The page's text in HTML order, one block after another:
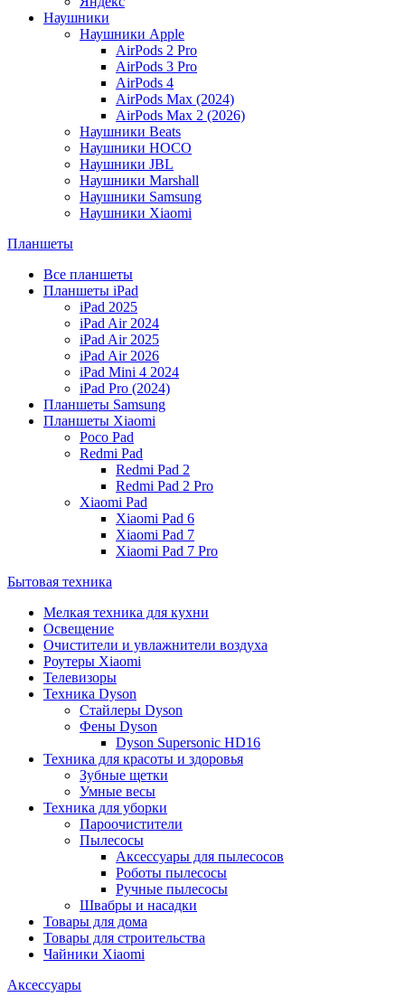
Наушники
Наушники Apple
AirPods 2 Pro
AirPods 3 Pro
AirPods 4
AirPods Max (2024)
AirPods Max 2 (2026)
Наушники Beats
Наушники HOCO
Наушники JBL
Наушники Marshall
Наушники Samsung
Наушники Xiaomi
Планшеты
Все планшеты
Планшеты iPad
iPad 2025
iPad Air 2024
iPad Air 2025
iPad Air 2026
iPad Mini 4 2024
iPad Pro (2024)
Планшеты Samsung
Планшеты Xiaomi
Poco Pad
Redmi Pad
Redmi Pad 2
Redmi Pad 2 Pro
Xiaomi Pad
Xiaomi Pad 6
Xiaomi Pad 7
Xiaomi Pad 7 Pro
Бытовая техника
Мелкая техника для кухни
Освещение
Очистители и увлажнители воздуха
Роутеры Xiaomi
Телевизоры
Техника Dyson
Стайлеры Dyson
Фены Dyson
Dyson Supersonic HD16
Техника для красоты и здоровья
Зубные щетки
Умные весы
Техника для уборки
Пароочистители
Пылесосы
Аксессуары для пылесосов
Роботы пылесосы
Ручные пылесосы
Швабры и насадки
Товары для дома
Товары для строительства
Чайники Xiaomi
Аксессуары